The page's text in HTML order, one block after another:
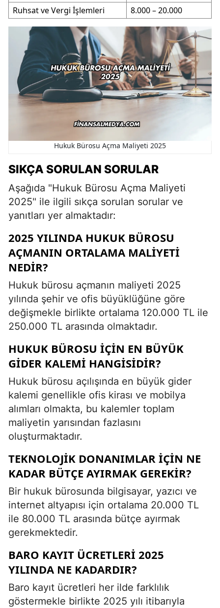
Ruhsat ve Vergi İşlemleri
8.000 – 20.000
Hukuk Bürosu Açma Maliyeti 2025
SIKÇA SORULAN SORULAR
Aşağıda "Hukuk Bürosu Açma Maliyeti
2025" ile ilgili sıkça sorulan sorular ve
yanıtları yer almaktadır:
2025 YILINDA HUKUK BÜROSU
AÇMANIN ORTALAMA MALIYETI
NEDIR?
Hukuk bürosu açmanın maliyeti 2025
yılında şehir ve ofis büyüklüğüne göre
değişmekle birlikte ortalama 120.000 TL ile
250.000 TL arasında olmaktadır.
HUKUK BÜROSU IÇIN EN BÜYÜK
GIDER KALEMI HANGISIDIR?
Hukuk bürosu açılışında en büyük gider
kalemi genellikle ofis kirası ve mobilya
alımları olmakta, bu kalemler toplam
maliyetin yarısından fazlasını
oluşturmaktadır.
TEKNOLOJIK DONANIMLAR IÇIN NE
KADAR BÜTÇE AYIRMAK GEREKIR?
Bir hukuk bürosunda bilgisayar, yazıcı ve
internet altyapısı için ortalama 20.000 TL
ile 80.000 TL arasında bütçe ayırmak
gerekmektedir.
BARO KAYIT ÜCRETLERI 2025
YILINDA NE KADARDIR?
Baro kayıt ücretleri her ilde farklılık
göstermekle birlikte 2025 yılı itibarıyla